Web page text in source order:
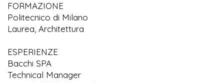
FORMAZIONE
Politecnico di Milano
Laurea, Architettura
ESPERIENZE
Bacchi SPA
Technical Manager